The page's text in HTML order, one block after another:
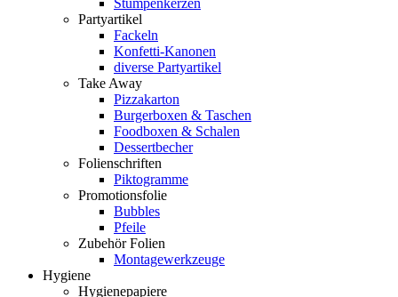
Stumpenkerzen
Partyartikel
Fackeln
Konfetti-Kanonen
diverse Partyartikel
Take Away
Pizzakarton
Burgerboxen & Taschen
Foodboxen & Schalen
Dessertbecher
Folienschriften
Piktogramme
Promotionsfolie
Bubbles
Pfeile
Zubehör Folien
Montagewerkzeuge
Hygiene
Hygienepapiere